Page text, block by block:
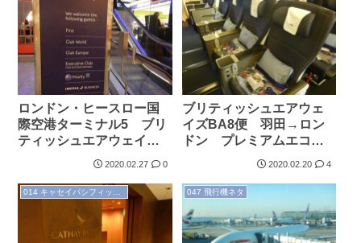
ロンドン・ヒースロー国
際空港ターミナル5 ブリ
ティッシュエアウェイ
ズ・ファーストラウンジ
（2019.11.25）
2020.02.27 0
ブリティッシュエアウェ
イズBA8便 羽田→ロン
ドン プレミアムエコノ
ミークラス搭乗記
（2019.11.25）
2020.02.20 4
047 飛行機ネタ